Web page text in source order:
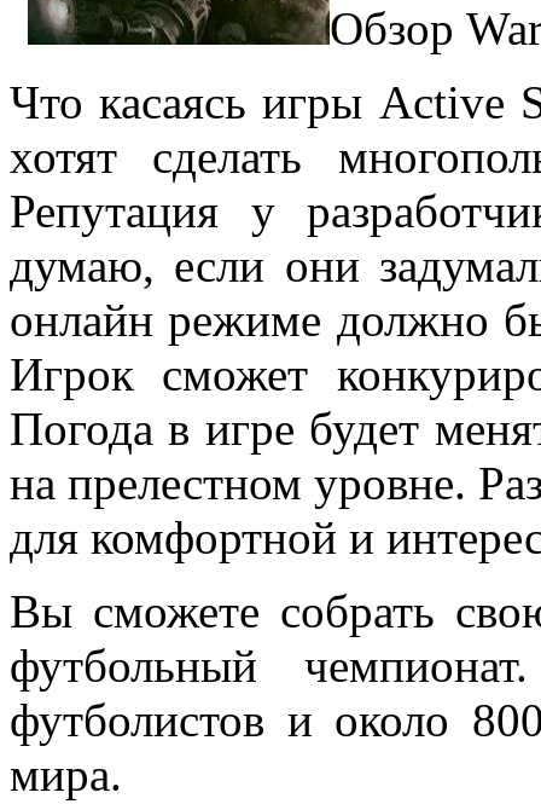
Обзор
Что касаясь игры Active
хотят сделать
Репутация у
думаю, если они
онлайн режиме должно
Игрок сможет
Погода в игре будет
на прелестном уровне.
для комфортной и
Вы сможете собрать
футбольный
футболистов и около
мира.